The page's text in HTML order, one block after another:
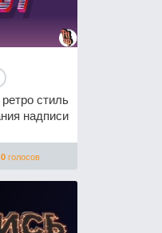
стиль
надписи
0 голосов